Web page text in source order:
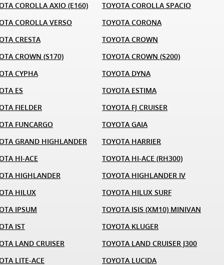
COROLLA AXIO (E160)
TOYOTA COROLLA SPACIO
COROLLA VERSO
TOYOTA CORONA
CRESTA
TOYOTA CROWN
CROWN (S170)
TOYOTA CROWN (S200)
CYPHA
TOYOTA DYNA
ES
TOYOTA ESTIMA
FIELDER
TOYOTA FJ CRUISER
FUNCARGO
TOYOTA GAIA
GRAND HIGHLANDER
TOYOTA HARRIER
HI-ACE
TOYOTA HI-ACE (RH300)
HIGHLANDER
TOYOTA HIGHLANDER IV
HILUX
TOYOTA HILUX SURF
IPSUM
TOYOTA ISIS (XM10) MINIVAN
IST
TOYOTA KLUGER
LAND CRUISER
TOYOTA LAND CRUISER J300
LITE-ACE
TOYOTA LUCIDA